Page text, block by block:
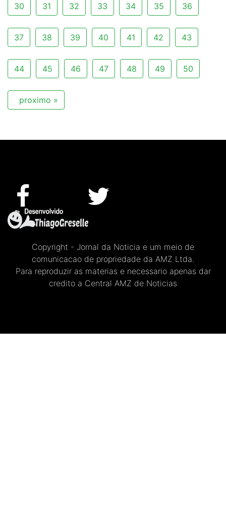
30 31 32 33 34 35 36
37 38 39 40 41 42 43
44 45 46 47 48 49 50
proximo »
Copyright - Jornal da Noticia e um meio de
comunicacao de propriedade da AMZ Ltda.
Para reproduzir as materias e necessario apenas dar
credito a Central AMZ de Noticias